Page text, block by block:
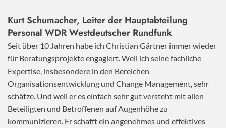
Kurt Schumacher, Leiter der Hauptabteilung
Personal WDR Westdeutscher Rundfunk
Seit über 10 Jahren habe ich Christian Gärtner immer wieder
für Beratungsprojekte engagiert. Weil ich seine fachliche
Expertise, insbesondere in den Bereichen
Organisationsentwicklung und Change Management, sehr
schätze. Und weil er es einfach sehr gut versteht mit allen
Beteiligten und Betroffenen auf Augenhöhe zu
kommunizieren. Er schafft ein angenehmes und effektives